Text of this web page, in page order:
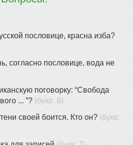
пословице, красна изба?
согласно пословице, вода не
поговорку: “Свобода
... ”? (букв: 8)
своей боится. Кто он? (букв: